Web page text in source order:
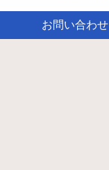
お問い合わせ